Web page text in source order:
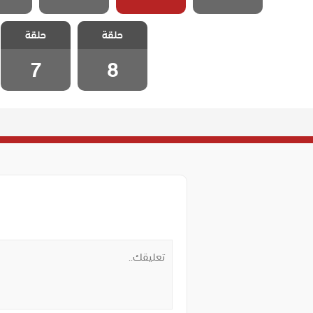
مسلسل كذبات
كبيرة مدبلج
الحلقة 8
حلقة
8
مسلسل كذبات
كبيرة مدبلج
الحلقة 7
حلقة
7